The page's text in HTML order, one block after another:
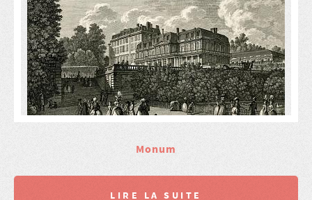
Monum
LIRE LA SUITE